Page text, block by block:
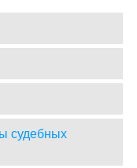
судебных